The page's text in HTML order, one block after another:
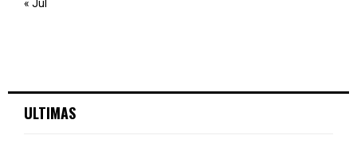
« Jul
ULTIMAS